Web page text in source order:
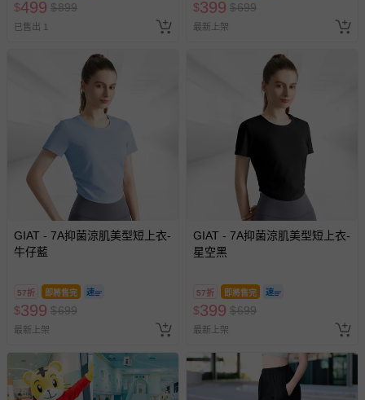
$499 $899
已售出 1
$399 $699
最新上架
GIAT - 7A抑菌涼肌美型短上衣-
牛仔藍
57折 即將售完
$399 $699
最新上架
GIAT - 7A抑菌涼肌美型短上衣-
星空黑
57折 即將售完
$399 $699
最新上架